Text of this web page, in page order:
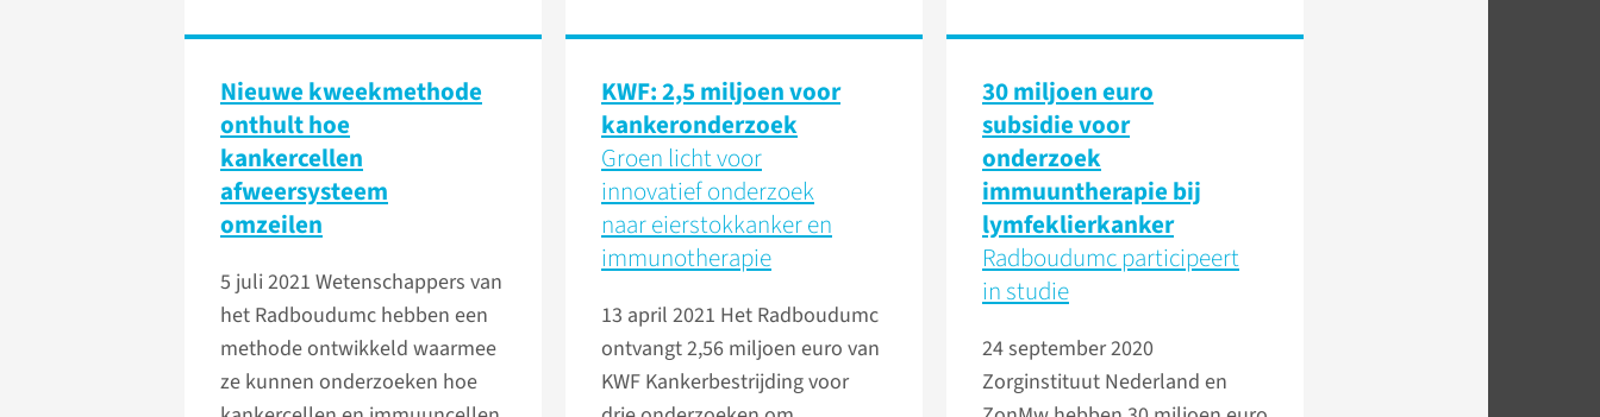
Nieuwe kweekmethode
onthult hoe
kankercellen
afweersysteem
omzeilen
5 juli 2021 Wetenschappers van
het Radboudumc hebben een
methode ontwikkeld waarmee
ze kunnen onderzoeken hoe
KWF: 2,5 miljoen voor
kankeronderzoek
Groen licht voor
innovatief onderzoek
naar eierstokkanker en
immunotherapie
13 april 2021 Het Radboudumc
ontvangt 2,56 miljoen euro van
KWF Kankerbestrijding voor
30 miljoen euro
subsidie voor
onderzoek
immuuntherapie bij
lymfeklierkanker
Radboudumc participeert
in studie
24 september 2020
Zorginstituut Nederland en